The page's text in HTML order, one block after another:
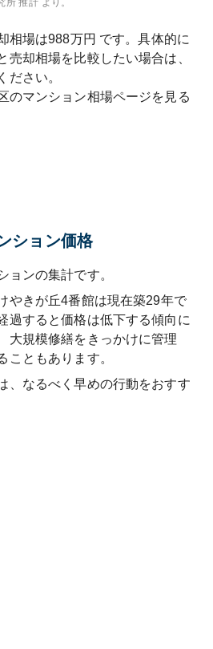
推計 より。
相場は988万円 です。具体的に
売却相場を比較したい場合は、
ださい。
のマンション相場ページを見る
ション価格
ョンの集計です。
やきが丘4番館は現在築29年で
過すると価格は低下する傾向に
大規模修繕をきっかけに管理
こともあります。
、なるべく早めの行動をおすす